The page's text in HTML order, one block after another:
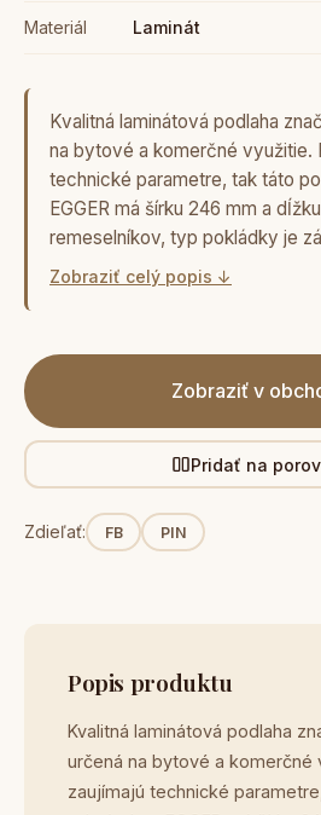
Materiál Laminát
Kvalitná laminátová podlaha
na bytové a komerčné využitie.
technické parametre, tak táto
EGGER má šírku 246 mm a
remeselníkov, typ pokládky je
Zobraziť celý popis ↓
Zobraziť v
Pridať na
Zdieľať: FB PIN
Popis produktu
Kvalitná laminátová podlaha
určená na bytové a komerčné
zaujímajú technické